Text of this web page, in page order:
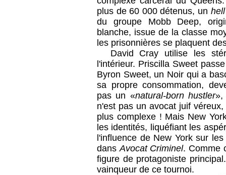
plus de 60 000 détenus, un
du groupe Mobb Deep,
blanche, issue de la classe
les prisonnières se plaquent
David Cray utilise les
l'intérieur. Priscilla Sweet
Byron Sweet, un Noir qui a
sa propre consommation,
pas un «natural-born hustler»,
n'est pas un avocat juif
plus complexe ! Mais New
les identités, liquéfiant les
l'influence de New York sur
dansAvocat Criminel. Comme
figure de protagoniste
vainqueur de ce tournoi.